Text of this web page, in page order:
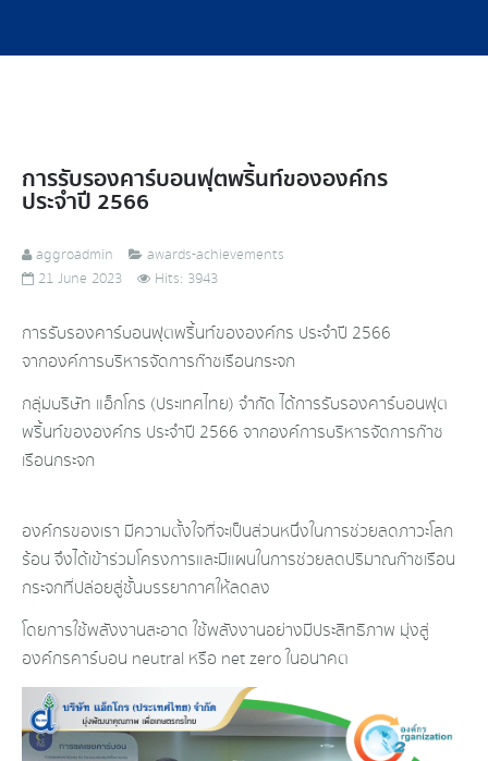
การรับรองคาร์บอน​ฟุตพริ้นท์ขององค์กร
ประจำปี 2566
aggroadmin
awards-achievements
21 June 2023
Hits: 3943
การรับรองคาร์บอน​ฟุตพริ้นท์ขององค์กร ประจำปี 2566
จากองค์การ​บริหาร​จัดการ​ก๊าซ​เรือนกระจก​
กลุ่มบริษัท แอ็กโกร (ประเทศไทย) จำกัด ได้การรับรองคาร์บอน​ฟุต
พริ้นท์ขององค์กร ประจำปี 2566 จากองค์การ​บริหาร​จัดการ​ก๊าซ​
เรือนกระจก​
องค์กรของเรา มีความตั้งใจที่จะเป็นส่วนหนึ่งในการช่วยลดภาวะโลก
ร้อน จึงได้เข้าร่วมโครงการและมีแผนในการช่วยลดปริมาณก๊าซเรือน
กระจกที่ปล่อยสู่ชั้นบรรยากาศให้ลดลง
โดยการใช้พลังงาน​สะอาด ใช้พลังงาน​อย่างมีประสิทธิภาพ​ มุ่งสู่
องค์กร​คาร์บอน ​neutral หรือ net zero ในอนาคต​